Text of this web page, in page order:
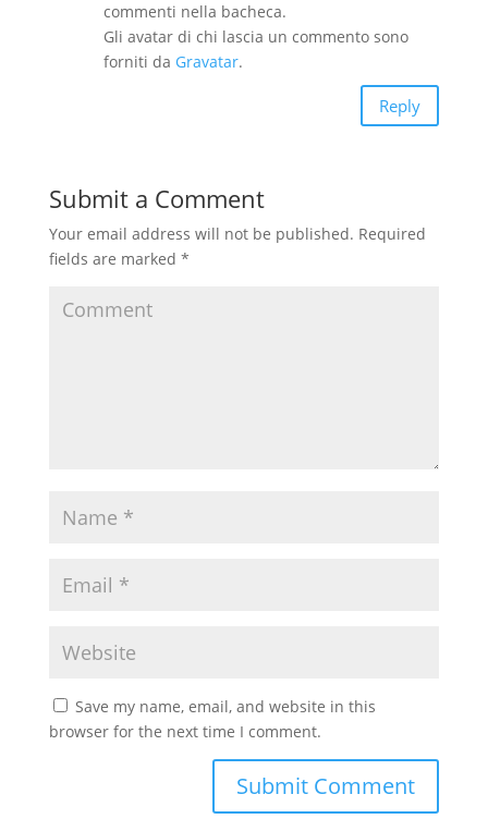
commenti nella bacheca.
Gli avatar di chi lascia un commento sono
forniti da Gravatar.
Reply
Submit a Comment
Your email address will not be published. Required
fields are marked *
Save my name, email, and website in this
browser for the next time I comment.